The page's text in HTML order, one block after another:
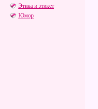
Этика и этикет
Юмор